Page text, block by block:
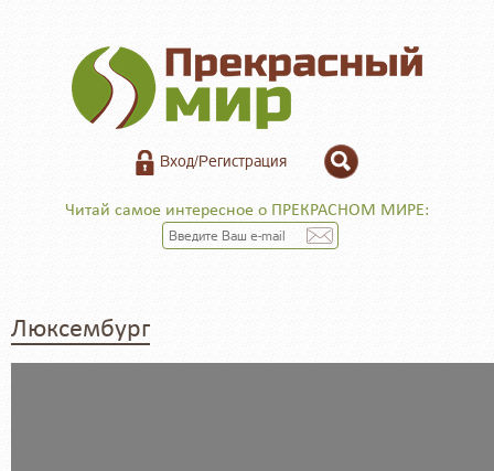
Вход/Регистрация
Читай самое интересное о ПРЕКРАСНОМ МИРЕ:
Люксембург